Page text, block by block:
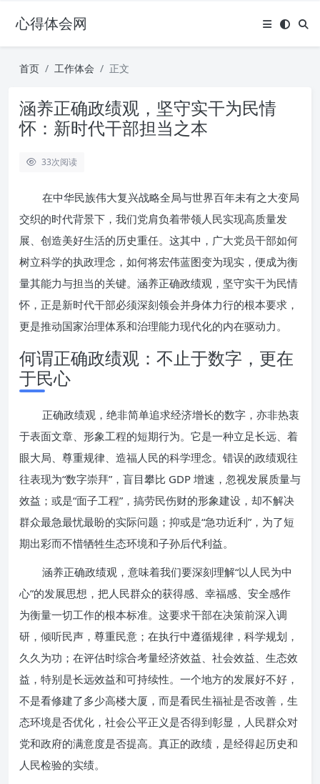
心得体会网
首页 工作体会 正文
涵养正确政绩观，坚守实干为民情
怀：新时代干部担当之本
33次阅读
在中华民族伟大复兴战略全局与世界百年未有之大变局
交织的时代背景下，我们党肩负着带领人民实现高质量发
展、创造美好生活的历史重任。这其中，广大党员干部如何
树立科学的执政理念，如何将宏伟蓝图变为现实，便成为衡
量其能力与担当的关键。涵养正确政绩观，坚守实干为民情
怀，正是新时代干部必须深刻领会并身体力行的根本要求，
更是推动国家治理体系和治理能力现代化的内在驱动力。
何谓正确政绩观：不止于数字，更在
于民心
正确政绩观，绝非简单追求经济增长的数字，亦非热衷
于表面文章、形象工程的短期行为。它是一种立足长远、着
眼大局、尊重规律、造福人民的科学理念。错误的政绩观往
往表现为“数字崇拜”，盲目攀比 GDP 增速，忽视发展质量与
效益；或是“面子工程”，搞劳民伤财的形象建设，却不解决
群众最急最忧最盼的实际问题；抑或是“急功近利”，为了短
期出彩而不惜牺牲生态环境和子孙后代利益。
涵养正确政绩观，意味着我们要深刻理解“以人民为中
心”的发展思想，把人民群众的获得感、幸福感、安全感作
为衡量一切工作的根本标准。这要求干部在决策前深入调
研，倾听民声，尊重民意；在执行中遵循规律，科学规划，
久久为功；在评估时综合考量经济效益、社会效益、生态效
益，特别是长远效益和可持续性。一个地方的发展好不好，
不是看修建了多少高楼大厦，而是看民生福祉是否改善，生
态环境是否优化，社会公平正义是否得到彰显，人民群众对
党和政府的满意度是否提高。真正的政绩，是经得起历史和
人民检验的实绩。